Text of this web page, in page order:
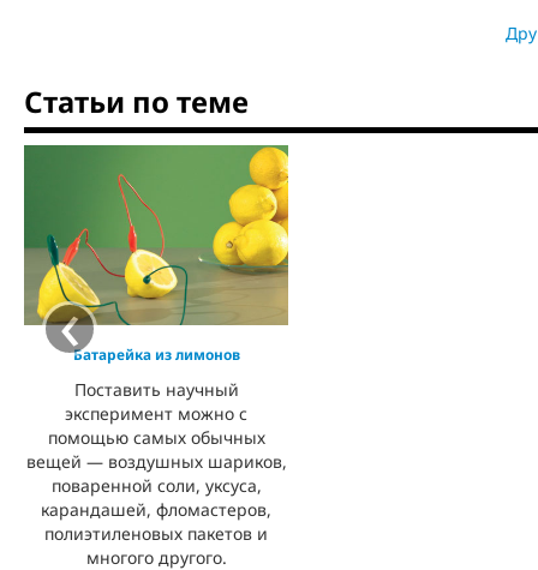
Статьи по теме
Батарейка из лимонов
Поставить научный
эксперимент можно с
помощью самых обычных
вещей — воздушных шариков,
поваренной соли, уксуса,
карандашей, фломастеров,
полиэтиленовых пакетов и
многого другого.
‹